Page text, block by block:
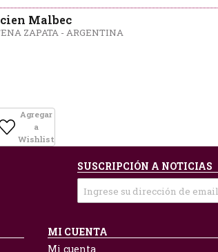
Malbec
ZAPATA - ARGENTINA
Agregar
a
Wishlist
SUSCRIPCIÓN A NOTICIAS
MI CUENTA
Mi cuenta